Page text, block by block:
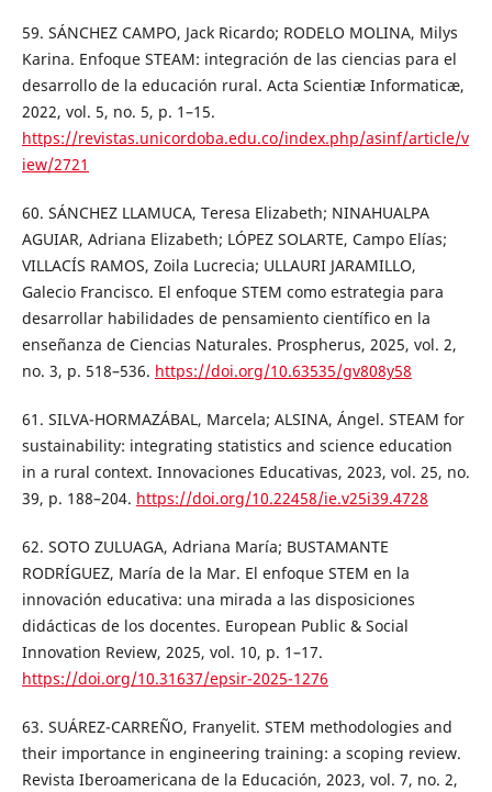
59. SÁNCHEZ CAMPO, Jack Ricardo; RODELO MOLINA, Milys
Karina. Enfoque STEAM: integración de las ciencias para el
desarrollo de la educación rural. Acta Scientiæ Informaticæ,
2022, vol. 5, no. 5, p. 1–15.
https://revistas.unicordoba.edu.co/index.php/asinf/article/v
iew/2721
60. SÁNCHEZ LLAMUCA, Teresa Elizabeth; NINAHUALPA
AGUIAR, Adriana Elizabeth; LÓPEZ SOLARTE, Campo Elías;
VILLACÍS RAMOS, Zoila Lucrecia; ULLAURI JARAMILLO,
Galecio Francisco. El enfoque STEM como estrategia para
desarrollar habilidades de pensamiento científico en la
enseñanza de Ciencias Naturales. Prospherus, 2025, vol. 2,
no. 3, p. 518–536. https://doi.org/10.63535/gv808y58
61. SILVA-HORMAZÁBAL, Marcela; ALSINA, Ángel. STEAM for
sustainability: integrating statistics and science education
in a rural context. Innovaciones Educativas, 2023, vol. 25, no.
39, p. 188–204. https://doi.org/10.22458/ie.v25i39.4728
62. SOTO ZULUAGA, Adriana María; BUSTAMANTE
RODRÍGUEZ, María de la Mar. El enfoque STEM en la
innovación educativa: una mirada a las disposiciones
didácticas de los docentes. European Public & Social
Innovation Review, 2025, vol. 10, p. 1–17.
https://doi.org/10.31637/epsir-2025-1276
63. SUÁREZ-CARREÑO, Franyelit. STEM methodologies and
their importance in engineering training: a scoping review.
Revista Iberoamericana de la Educación, 2023, vol. 7, no. 2,